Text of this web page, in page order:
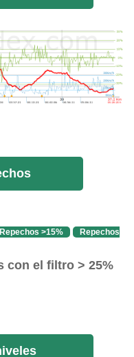
Repechos >15%
Repechos
con el filtro > 25%